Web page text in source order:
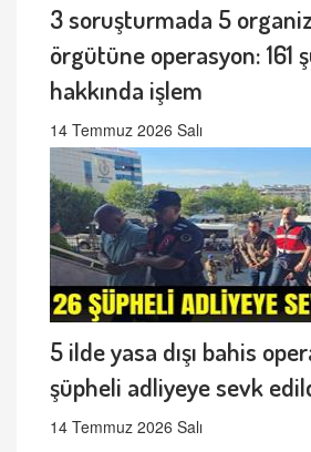
3 soruşturmada 5
örgütüne operasyon: 161
hakkında işlem
14 Temmuz 2026 Salı
5 ilde yasa dışı bahis
şüpheli adliyeye sevk
14 Temmuz 2026 Salı